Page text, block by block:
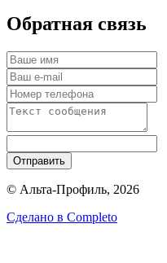
Обратная связь
Отправить
© Альта-Профиль, 2026
Сделано в Completo